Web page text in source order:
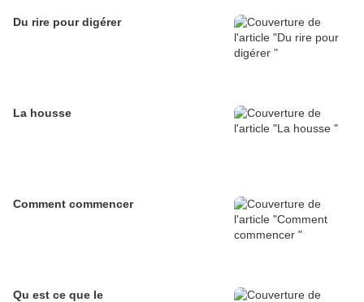
Du rire pour digérer
La housse
Comment commencer
Qu est ce que le